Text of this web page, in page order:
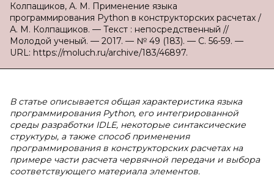
Колпащиков, А. М. Применение языка
программирования Python в конструкторских расчетах /
А. М. Колпащиков. — Текст : непосредственный //
Молодой ученый. — 2017. — № 49 (183). — С. 56-59. —
URL: https://moluch.ru/archive/183/46897.
В статье описывается общая характеристика языка
программирования Python, его интегрированной
среды разработки IDLE, некоторые синтаксические
структуры, а также способ применения
программирования в конструкторских расчетах на
примере части расчета червячной передачи и выбора
соответствующего материала элементов.